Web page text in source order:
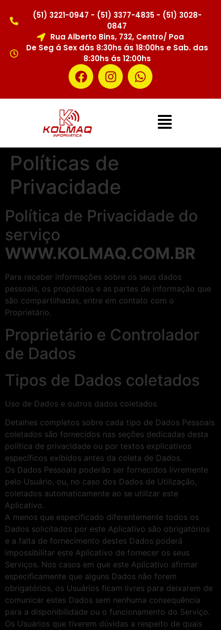
(51) 3221-0947 - (51) 3377-4835 - (51) 3028-
0847
Rua Alberto Bins, 732, Centro/ Poa
De Seg á Sex dás 8:30hs ás 18:00hs e Sab. das
8:30hs ás 12:00hs
Políticas de
Privacidade
Política de Privacidade do
serviço
WWW.KOLMAQ.COM.BR
Para receber informações sobre os seus dados
pessoais, os propósitos e as partes de informação que
são compartilhadas, entre em contato com o
Proprietário.
Proprietário e Controlador
de Dados
Tipos de Dados coletados
Uso de Dados e outros dados coletados
Detalhes completos sobre cada tipo de Dados Pessoais
coletados são fornecidos nas seções dedicadas desta
política de privacidade ou por textos explicativos
específicos exibidos antes da coleta de Dados.
Os Dados Pessoais poderão ser fornecidos livremente
pelo Usuário, ou, no caso dos Dados de Utilização,
coletados automaticamente ao se utilizar este
Aplicativo.
A menos que especificado diferentemente todos os
Dados solicitados por este Aplicativo são obrigatórios
e a falta de fornecimento destes Dados poderá
impossibilitar este Aplicativo de fornecer os seus
Serviços. Nos casos em que este Aplicativo afirmar
especificamente que alguns Dados não forem
obrigatórios, os Usuários ficam livres para deixarem de
comunicar estes Dados sem nenhuma consequência
para a disponibilidade ou o funcionamento do Serviço.
Os Usuários que tiverem dúvidas a respeito de quais